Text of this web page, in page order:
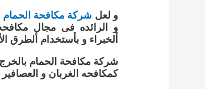
و لعل شركة مكافحة الحمام
و الرائده فى مجال
ألخبراء و بأستخدام ألطرق
شركة مكافحة الحمام
كمكافحه الغربان و